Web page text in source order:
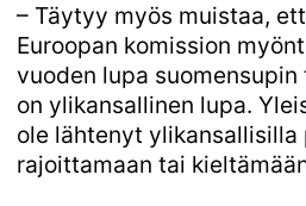
– Täytyy myös muistaa,
Euroopan komission
vuoden lupa suomensupin
on ylikansallinen lupa.
ole lähtenyt ylikansallisilla
rajoittamaan tai